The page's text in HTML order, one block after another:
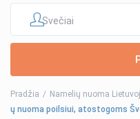
Svečiai
Pradžia Namelių nuoma
ų nuoma poilsiui, atostogoms